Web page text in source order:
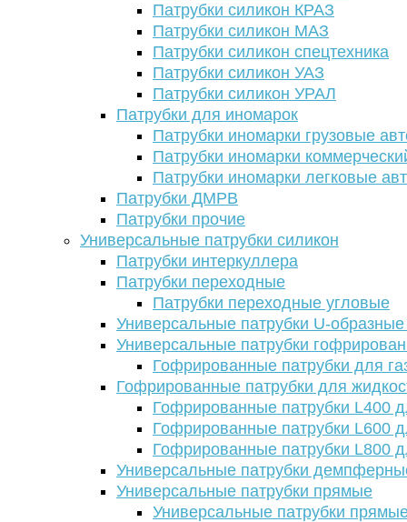
Патрубки силикон КРАЗ
Патрубки силикон МАЗ
Патрубки силикон спецтехника
Патрубки силикон УАЗ
Патрубки силикон УРАЛ
Патрубки для иномарок
Патрубки иномарки грузовые
Патрубки иномарки
Патрубки иномарки легковые
Патрубки ДМРВ
Патрубки прочие
Универсальные патрубки силикон
Патрубки интеркуллера
Патрубки переходные
Патрубки переходные угловые
Универсальные патрубки U-
Универсальные патрубки
Гофрированные патрубки для
Гофрированные патрубки для
Гофрированные патрубки L400
Гофрированные патрубки L600
Гофрированные патрубки L800
Универсальные патрубки
Универсальные патрубки прямые
Универсальные патрубки